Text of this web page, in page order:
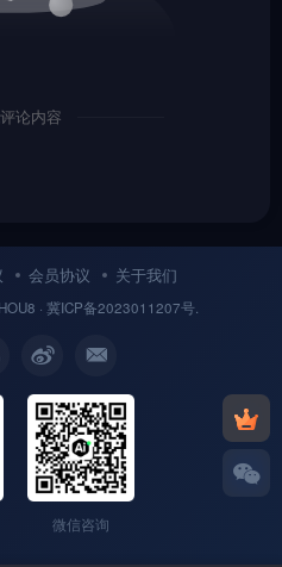
论内容
会员协议 关于我们
· 冀ICP备2023011207号.
微信咨询